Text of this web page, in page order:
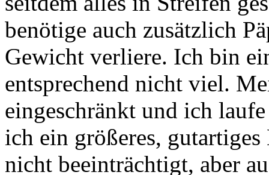
benötige auch zusätzlich
Gewicht verliere. Ich bin
entsprechend nicht viel.
eingeschränkt und ich
ich ein größeres,
nicht beeinträchtigt, aber